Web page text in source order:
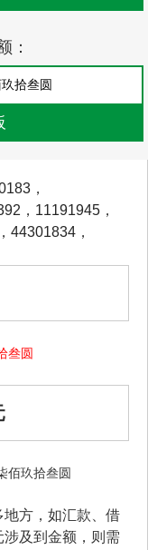
：
，
， 11191945 ，
， 44301834 ，
叁圆
佰玖拾叁圆
方，如汇款、借
涉及到金额，则需